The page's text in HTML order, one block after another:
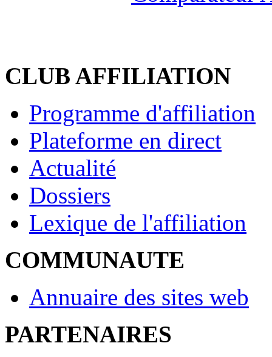
CLUB AFFILIATION
Programme d'affiliation
Plateforme en direct
Actualité
Dossiers
Lexique de l'affiliation
COMMUNAUTE
Annuaire des sites web
PARTENAIRES